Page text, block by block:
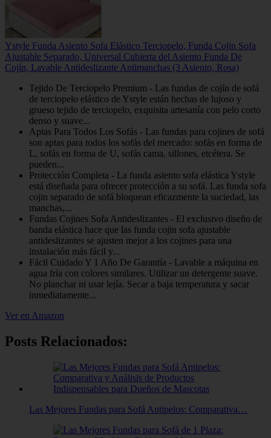
Ystyle Funda Asiento Sofa Elástico Terciopelo, Funda Cojin Sofa
Ajustable Separado, Universal Cubierta del Asiento Funda De
Cojín, Lavable Antideslizante Antimanchas (3 Asiento, Rosa)
Tejido De Terciopelo Premium - Las fundas de cojín de sofá
de terciopelo elástico de Ystyle están hechas de lujoso y
grueso tejido de terciopelo, exquisita artesanía con pelo corto
denso y suave...
Aptas Para Todos Los Sofás - Las fundas para cojines de sofá
son aptas para todos los sofás del mercado: sofás en forma de
L, sofás en forma de U, sofás cama, sillones, etcétera. Se
pueden...
Protección Completa - La funda asiento sofa elástica Ystyle
está diseñada para ofrecer protección a su sofá. Las funda sofa
cojin separado de sofá bloquean eficazmente la suciedad, las
manchas,...
Fundas Cojines Sofa Antideslizantes - El exclusivo diseño de
banda elástica hace que las funda cojin sofa ajustable
antideslizantes se ajusten mejor a los cojines para una
instalación más fácil y...
Fácil Cuidado Y 1 Año De Garantía - Lavable a máquina en
agua fría con colores similares. Utilizar un detergente suave.
No planchar ni usar lejía. Secar a baja temperatura y sacar
inmediatamente...
Ver en Amazon
Posts Relacionados:
Las Mejores Fundas para Sofá Antipelos: Comparativa…